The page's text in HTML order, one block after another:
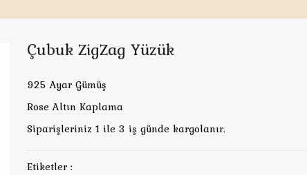
Çubuk ZigZag Yüzük
925 Ayar Gümüş
Rose Altın Kaplama
Siparişleriniz 1 ile 3 iş günde kargolanır.
Etiketler :